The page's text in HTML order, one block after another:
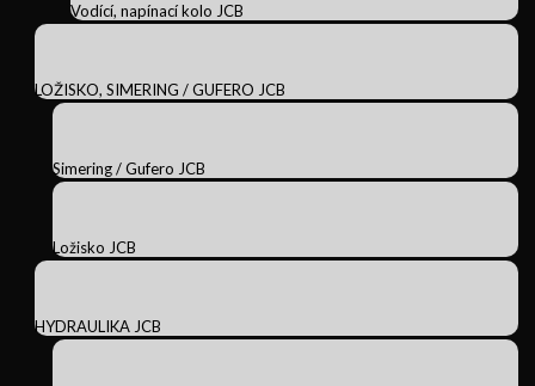
Vodící, napínací kolo JCB
LOŽISKO, SIMERING / GUFERO JCB
Simering / Gufero JCB
Ložisko JCB
HYDRAULIKA JCB